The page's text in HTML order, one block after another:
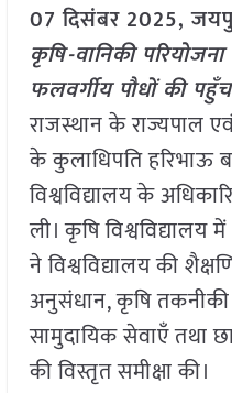
07 दिसंबर 2025,
कृषि-वानिकी
फलवर्गीय पौधों की
राजस्थान के राज्यपाल
के कुलाधिपति हरिभाऊ
विश्वविद्यालय के
ली। कृषि
ने विश्वविद्यालय की
अनुसंधान, कृषि तकनीकी
सामुदायिक सेवाएँ तथा
की विस्तृत समीक्षा की।